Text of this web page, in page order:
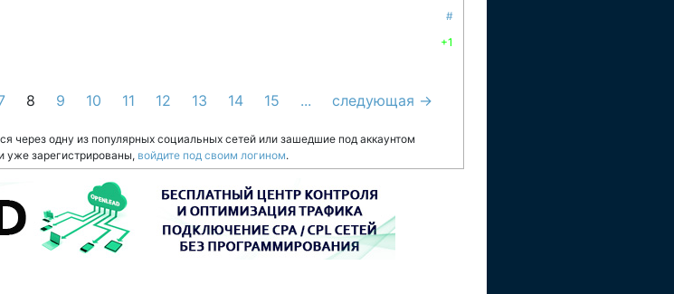
#
+1
8 9 10 11 12 13 14 15 ... следующая →
через одну из популярных социальных сетей или зашедшие под аккаунтом
уже зарегистрированы, войдите под своим логином.